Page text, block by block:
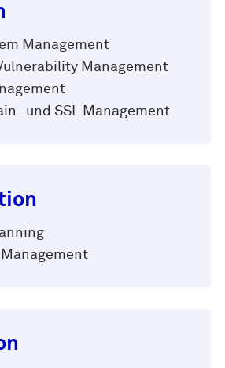
Management
Management
und SSL Management